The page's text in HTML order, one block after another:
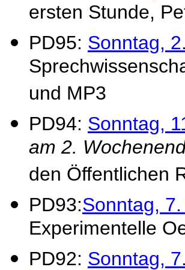
ersten Stunde,
PD95: Sonntag,
und MP3
PD94: Sonntag,
am 2.
den Öffentlichen
PD93:Sonntag,
Experimentelle
PD92: Sonntag,